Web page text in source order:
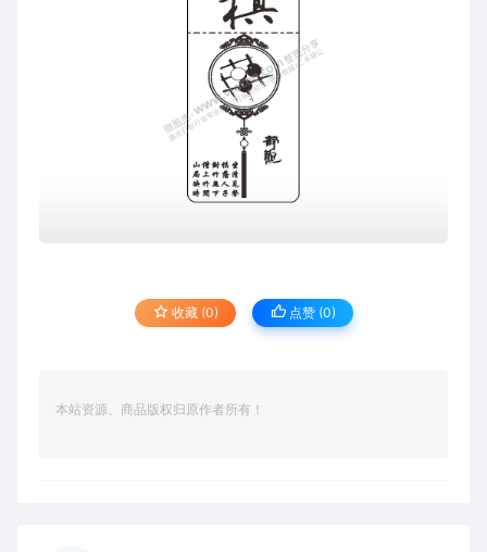
收藏 (0) 点赞 (0)
本站资源、商品版权归原作者所有！